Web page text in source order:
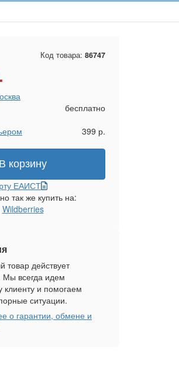
Код товара: 86747
бесплатно
399 р.
В корзину
ЕАИСТ
так же купить на:
Wildberries
товар действует
Мы всегда идем
клиенту и помогаем
ситуации.
о гарантии, обмене и